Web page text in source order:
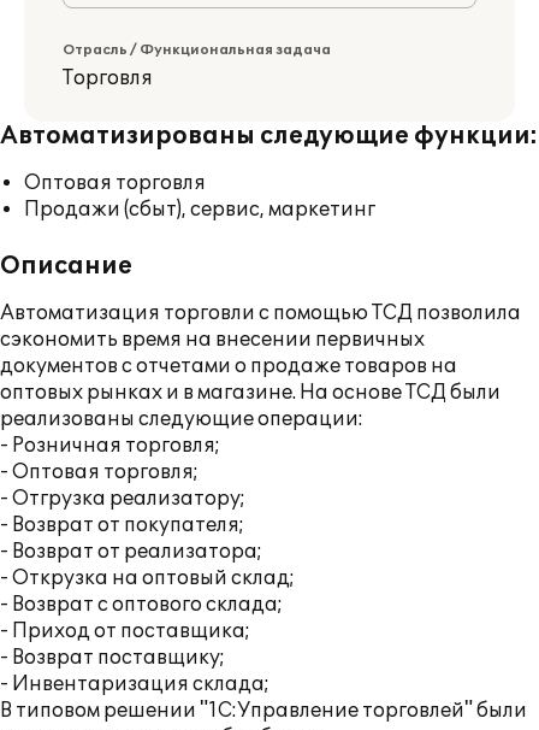
Отрасль / Функциональная задача
Торговля
Автоматизированы следующие функции:
Оптовая торговля
Продажи (сбыт), сервис, маркетинг
Описание
Автоматизация торговли с помощью ТСД позволила
сэкономить время на внесении первичных
документов с отчетами о продаже товаров на
оптовых рынках и в магазине. На основе ТСД были
реализованы следующие операции:
- Розничная торговля;
- Оптовая торговля;
- Отгрузка реализатору;
- Возврат от покупателя;
- Возврат от реализатора;
- Открузка на оптовый склад;
- Возврат с оптового склада;
- Приход от поставщика;
- Возврат поставщику;
- Инвентаризация склада;
В типовом решении "1С:Управление торговлей" были